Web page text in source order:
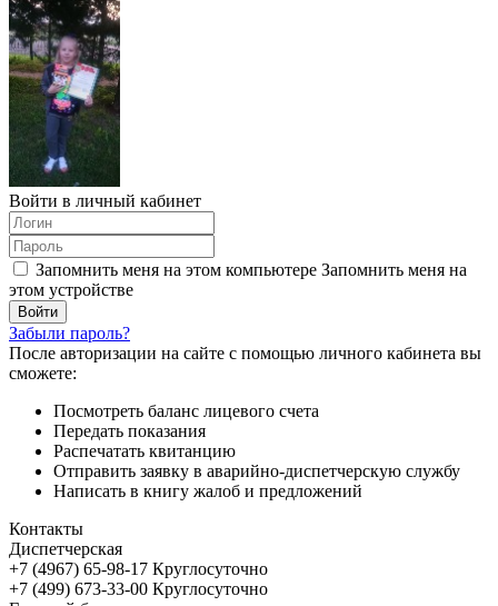
Войти в личный кабинет
Запомнить меня на этом компьютере Запомнить меня на
этом устройстве
Забыли пароль?
После авторизации на сайте с помощью личного кабинета вы
сможете:
Посмотреть баланс лицевого счета
Передать показания
Распечатать квитанцию
Отправить заявку в аварийно-диспетчерскую службу
Написать в книгу жалоб и предложений
Контакты
Диспетчерская
+7 (4967) 65-98-17 Круглосуточно
+7 (499) 673-33-00 Круглосуточно